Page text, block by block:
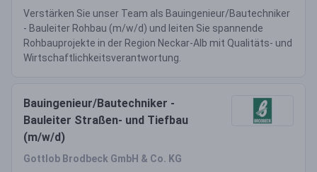
Verstärken Sie unser Team als Bauingenieur/Bautechniker
- Bauleiter Rohbau (m/w/d) und leiten Sie spannende
Rohbauprojekte in der Region Neckar-Alb mit Qualitäts- und
Wirtschaftlichkeitsverantwortung.
Bauingenieur/Bautechniker -
Bauleiter Straßen- und Tiefbau
(m/w/d)
Gottlob Brodbeck GmbH & Co. KG